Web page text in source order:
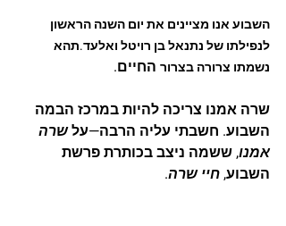
השבוע אנו מציינים את יום השנה הראשון
לנפילתו של נתנאל בן רויטל ואלעד.תהא
נשמתו צרורה בצרור החיים.
שרה אמנו צריכה להיות במרכז הבמה
השבוע. חשבתי עליה הרבה—על שרה
אמנו, ששמה ניצב בכותרת פרשת
השבוע, חיי שרה.